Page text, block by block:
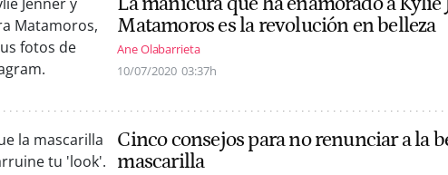
Matamoros es la revolución en belleza
Ane Olabarrieta
10/07/2020 03:37h
Cinco consejos para no renunciar a la
mascarilla